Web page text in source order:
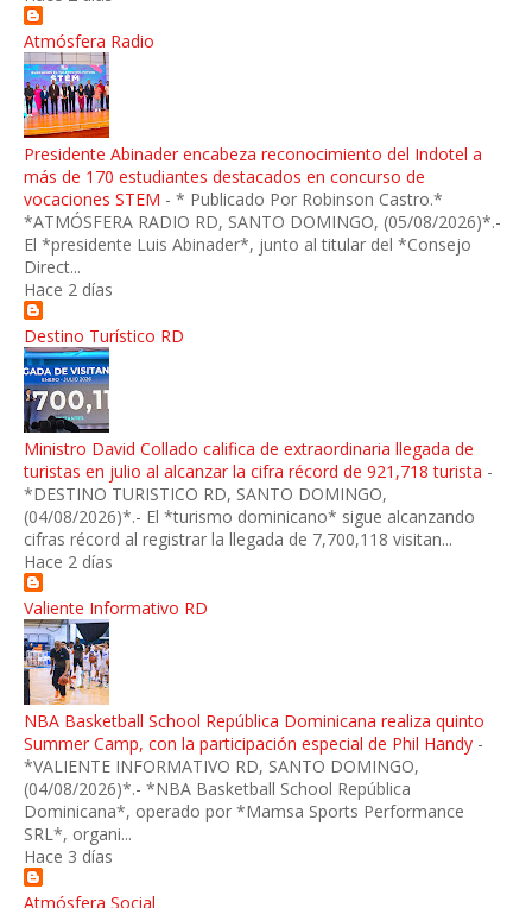
Atmósfera Radio
Presidente Abinader encabeza reconocimiento del Indotel a
más de 170 estudiantes destacados en concurso de
vocaciones STEM - * Publicado Por Robinson Castro.*
*ATMÓSFERA RADIO RD, SANTO DOMINGO, (05/08/2026)*.-
El *presidente Luis Abinader*, junto al titular del *Consejo
Direct...
Hace 2 días
Destino Turístico RD
Ministro David Collado califica de extraordinaria llegada de
turistas en julio al alcanzar la cifra récord de 921,718 turista -
*DESTINO TURISTICO RD, SANTO DOMINGO,
(04/08/2026)*.- El *turismo dominicano* sigue alcanzando
cifras récord al registrar la llegada de 7,700,118 visitan...
Hace 2 días
Valiente Informativo RD
NBA Basketball School República Dominicana realiza quinto
Summer Camp, con la participación especial de Phil Handy -
*VALIENTE INFORMATIVO RD, SANTO DOMINGO,
(04/08/2026)*.- *NBA Basketball School República
Dominicana*, operado por *Mamsa Sports Performance
SRL*, organi...
Hace 3 días
Atmósfera Social